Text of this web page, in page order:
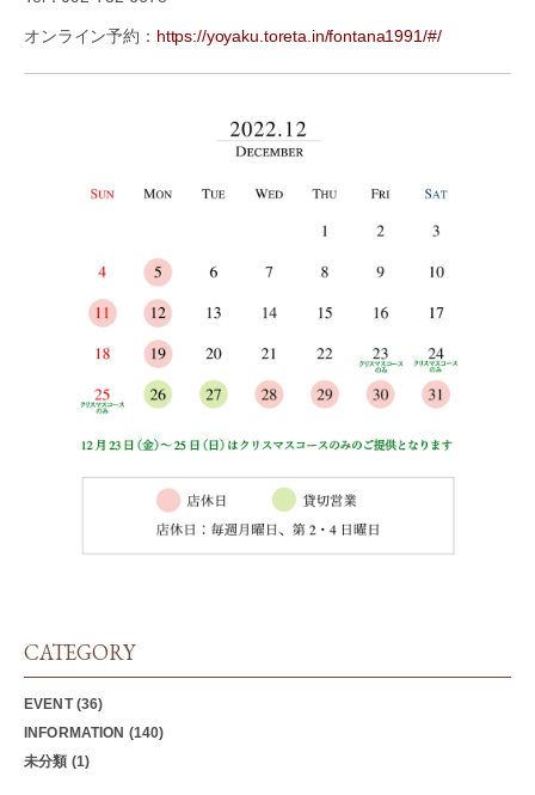
オンライン予約： https://yoyaku.toreta.in/fontana1991/#/
CATEGORY
EVENT(36)
INFORMATION (140)
未分類 (1)